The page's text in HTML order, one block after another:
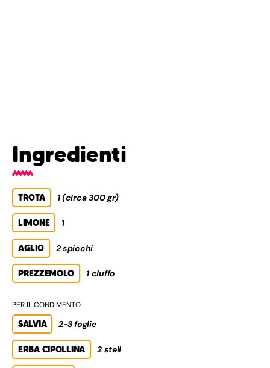
Ingredienti
TROTA 1 (circa 300 gr)
LIMONE 1
AGLIO 2 spicchi
PREZZEMOLO 1 ciuffo
PER IL CONDIMENTO
SALVIA 2-3 foglie
ERBA CIPOLLINA 2 steli